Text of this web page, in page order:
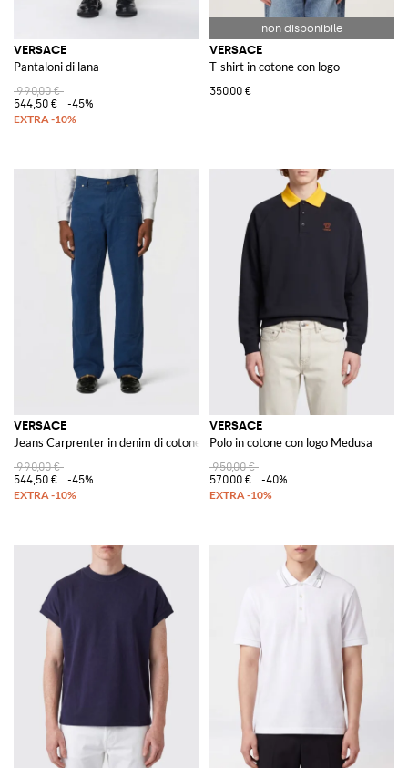
VERSACE
Pantaloni di lana
990,00 €
544,50 €
-45%
VERSACE
T-shirt in cotone con logo
350,00 €
VERSACE
Jeans Carprenter in denim di cotone
990,00 €
544,50 €
-45%
VERSACE
Polo in cotone con logo Medusa
950,00 €
570,00 €
-40%